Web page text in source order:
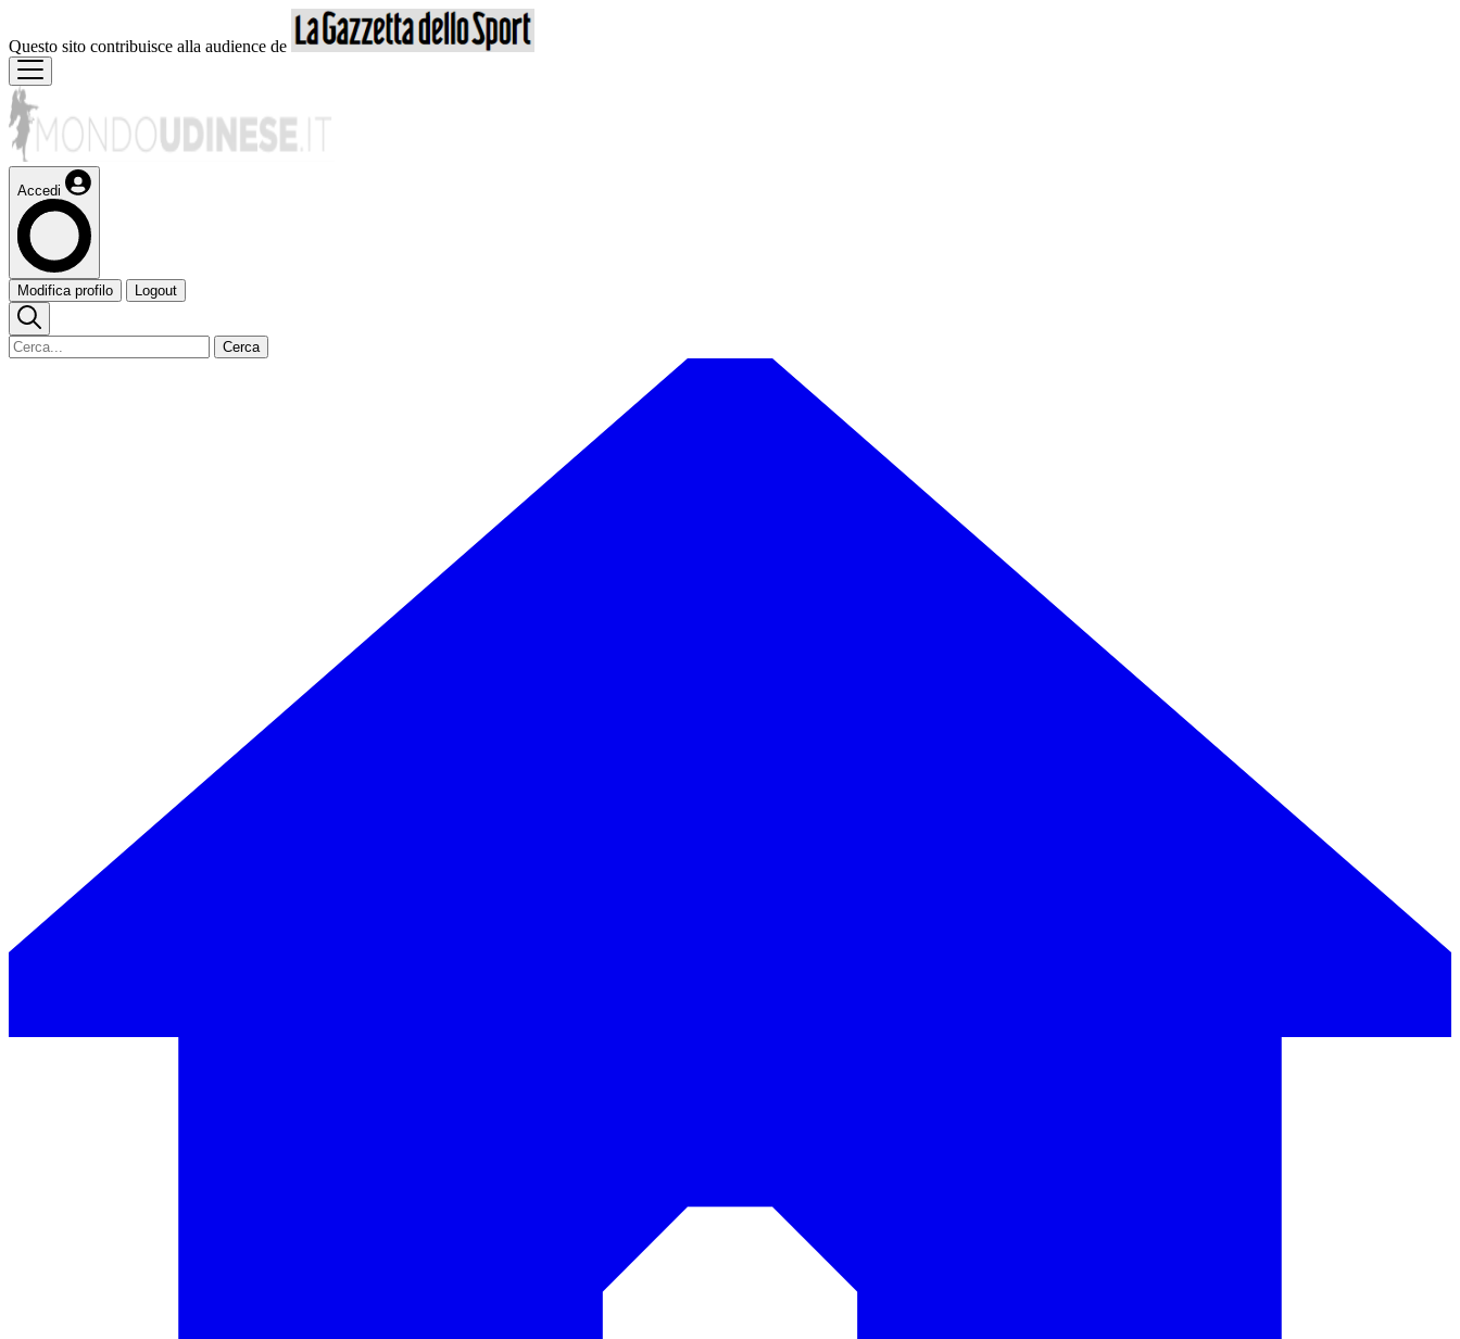
Questo sito contribuisce alla audience de
Accedi
Modifica profilo Logout
Cerca